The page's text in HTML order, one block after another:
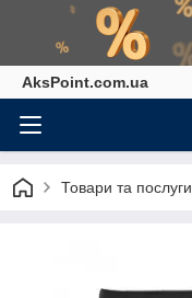
AksPoint.com.ua
Товари та послуги